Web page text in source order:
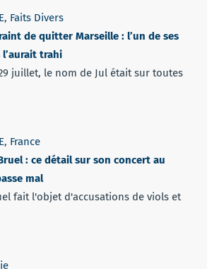
, Faits Divers
de quitter Marseille : l’un de ses
l’aurait trahi
juillet, le nom de Jul était sur toutes
, France
: ce détail sur son concert au
mal
fait l'objet d'accusations de viols et